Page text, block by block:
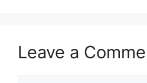
Leave a